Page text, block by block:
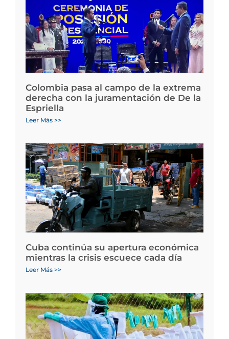
Colombia pasa al campo de la extrema
derecha con la juramentación de De la
Espriella
Leer Más >>
Cuba continúa su apertura económica
mientras la crisis escuece cada día
Leer Más >>